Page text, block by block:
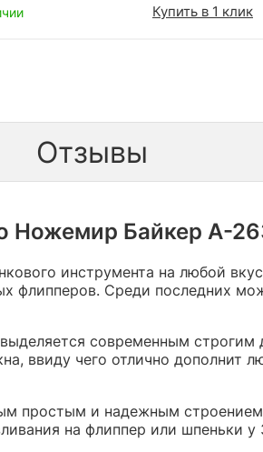
Купить в 1 клик
Отзывы
Ножемир Байкер А-
инструмента на любой
флипперов. Среди последних
современным строгим
ввиду чего отлично дополнит
простым и надежным
на флиппер или шпеньки